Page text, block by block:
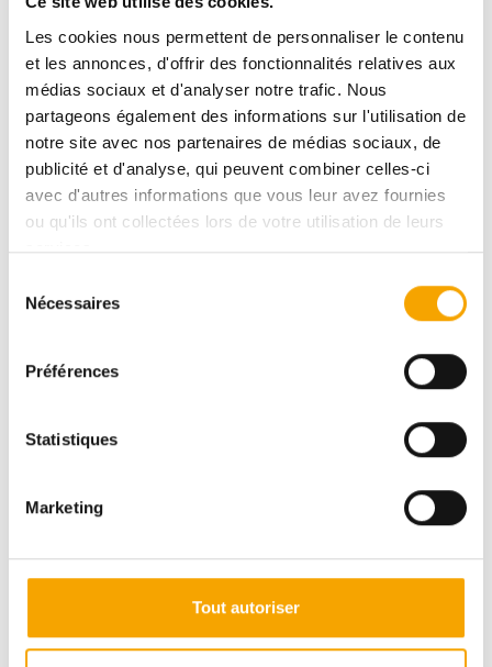
Les cookies nous permettent de personnaliser le contenu
et les annonces, d'offrir des fonctionnalités relatives aux
médias sociaux et d'analyser notre trafic. Nous
partageons également des informations sur l'utilisation de
notre site avec nos partenaires de médias sociaux, de
publicité et d'analyse, qui peuvent combiner celles-ci
avec d'autres informations que vous leur avez fournies
ou qu'ils ont collectées lors de votre utilisation de leurs
services.
Nécessaires
Préférences
Statistiques
Marketing
Tout autoriser
STRASSEN
APPARTEMENT
2
3 137,00 €
APPARTEMENT